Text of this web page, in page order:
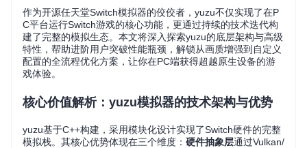
作为开源任天堂Switch模拟器的佼佼者，yuzu不仅实现了在P
C平台运行Switch游戏的核心功能，更通过持续的技术迭代构
建了完整的模拟生态。本文将深入探索yuzu的底层架构与高级
特性，帮助进阶用户突破性能瓶颈，解锁从画质增强到自定义
配置的全流程优化方案，让你在PC端获得超越原生设备的游
戏体验。
核心价值解析：yuzu模拟器的技术架构与优势
yuzu基于C++构建，采用模块化设计实现了Switch硬件的完整
模拟栈。其核心优势体现在三个维度： 硬件抽象层通过Vulkan/